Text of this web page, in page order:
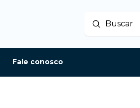
Buscar
Enviar
Fale conosco